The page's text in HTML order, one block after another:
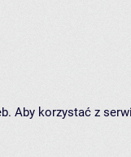
Aby korzystać z